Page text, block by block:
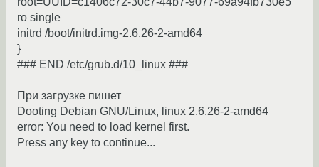
ro single
initrd /boot/initrd.img-2.6.26-2-amd64
}
### END /etc/grub.d/10_linux ###
При загрузке пишет
Dooting Debian GNU/Linux, linux 2.6.26-2-amd64
error: You need to load kernel first.
Press any key to continue...